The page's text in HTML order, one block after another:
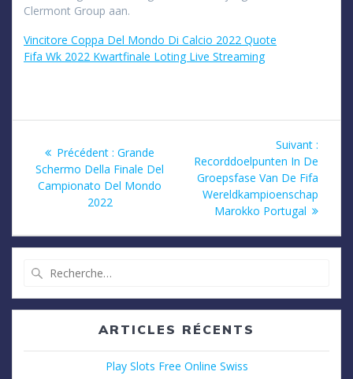
Clermont Group aan.
Vincitore Coppa Del Mondo Di Calcio 2022 Quote
Fifa Wk 2022 Kwartfinale Loting Live Streaming
de
l’article
Précédent : Article
précédent
:
Grande
Schermo Della Finale Del
Campionato Del Mondo
2022
Suivant :
Recorddoelpunten In De
Groepsfase Van De Fifa
Wereldkampioenschap
Marokko Portugal
:
ARTICLES RÉCENTS
Play Slots Free Online Swiss